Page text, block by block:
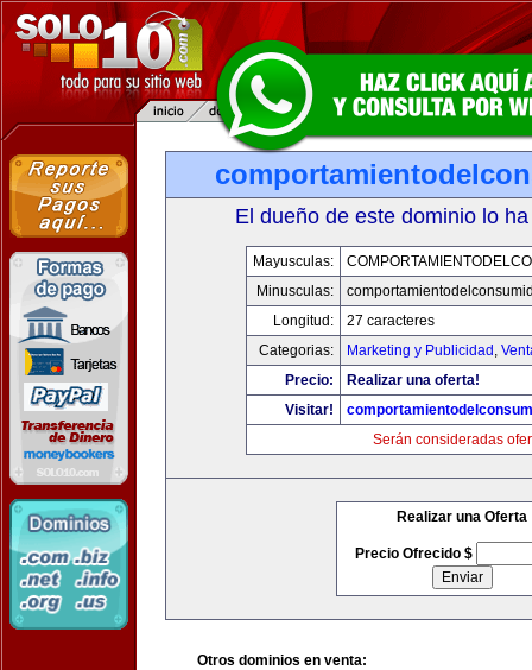
El dueño de este dominio lo
Mayusculas:
Minusculas:
Longitud:
27 caracteres
Categorias:
Marketing y Publicidad ,
Precio:
Realizar una oferta!
Visitar!
Serán consideradas
Realizar una Oferta
Precio Ofrecido $
Otros dominios en venta: